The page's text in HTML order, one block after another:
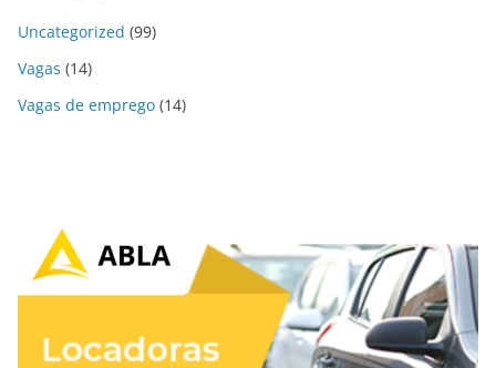
Uncategorized (99)
Vagas (14)
Vagas de emprego (14)